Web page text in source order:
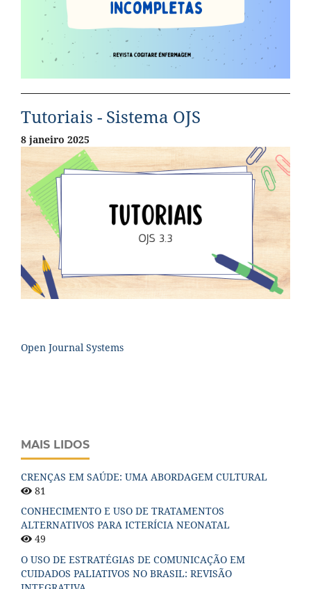
Tutoriais - Sistema OJS
8 janeiro 2025
Open Journal Systems
MAIS LIDOS
CRENÇAS EM SAÚDE: UMA ABORDAGEM CULTURAL
81
CONHECIMENTO E USO DE TRATAMENTOS
ALTERNATIVOS PARA ICTERÍCIA NEONATAL
49
O USO DE ESTRATÉGIAS DE COMUNICAÇÃO EM
CUIDADOS PALIATIVOS NO BRASIL: REVISÃO